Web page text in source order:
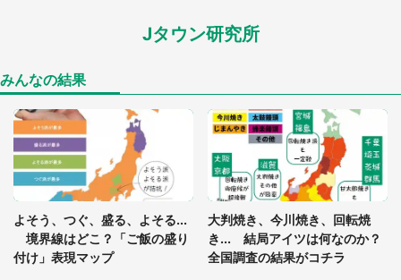
「孫にあげると思って、あなたにこれをあげる」
「ゾワゾワする」「本当に気持ち悪い」 道端でバ
グっちゃってた〝野生の野菜〟に6.5万人戦慄
「閉所恐怖症の私は新幹線で大パニック。隣席の青
年に『手を繋いで』とお願いしたら...」 体験談に
8万人感動
Jタウン研究所
みんなの結果
よそう、つぐ、盛る、よそる...
境界線はどこ？「ご飯の盛り
付け」表現マップ
大判焼き、今川焼き、回転焼
き... 結局アイツは何なのか？
全国調査の結果がコチラ